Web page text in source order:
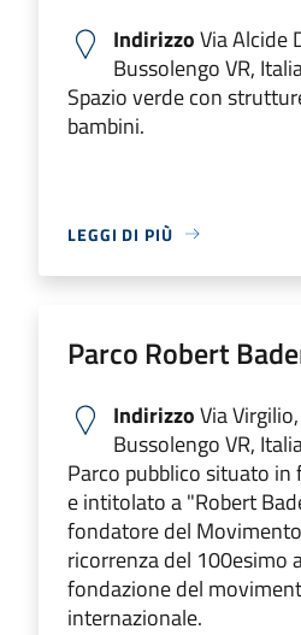
IndirizzoVia Alcide
Bussolengo VR,
Spazio verde con
bambini.
LEGGI DI PIÙ
Parco Robert
IndirizzoVia
Bussolengo VR,
Parco pubblico situato in
e intitolato a "Robert
fondatore del
ricorrenza del 100esimo
fondazione del
internazionale.